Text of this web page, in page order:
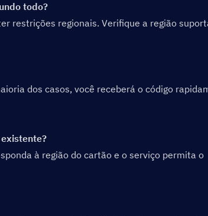
todo?
restrições regionais. Verifique a região
dos casos, você receberá o código
à região do cartão e o serviço permita o